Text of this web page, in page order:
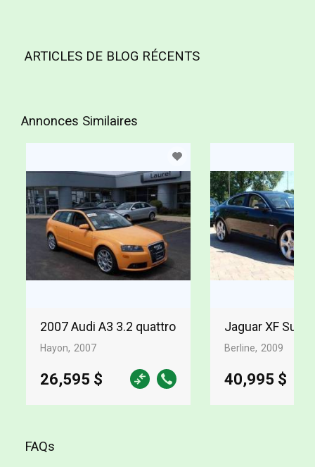
ARTICLES DE BLOG RÉCENTS
Annonces Similaires
2007 Audi A3 3.2 quattro
Hayon 2007
26,595 $
Jaguar XF
Berline 2009
40,995 $
FAQs